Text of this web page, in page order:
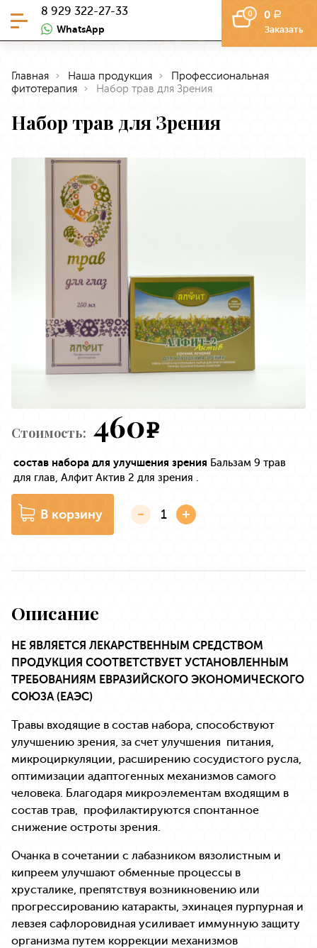
8 929 322-27-33
WhatsApp
0 0 a
Заказать
Главная Наша продукция
Профессиональная
фитотерапия
Набор трав для Зрения
Набор трав для Зрения
Стоимость: 460e
состав набора для улучшения зрения Бальзам 9 трав
для глав, Алфит Актив 2 для зрения .
В корзину
Описание
НЕ ЯВЛЯЕТСЯ ЛЕКАРСТВЕННЫМ СРЕДСТВОМ
ПРОДУКЦИЯ СООТВЕТСТВУЕТ УСТАНОВЛЕННЫМ
ТРЕБОВАНИЯМ ЕВРАЗИЙСКОГО ЭКОНОМИЧЕСКОГО
СОЮЗА (ЕАЭС)
Травы входящие в состав набора, способствуют
улучшению зрения, за счет улучшения питания,
микроциркуляции, расширению сосудистого русла,
оптимизации адаптогенных механизмов самого
человека. Благодаря микроэлементам входящим в
состав трав, профилактируются спонтанное
снижение остроты зрения.
Очанка в сочетании с лабазником вязолистным и
кипреем улучшают обменные процессы в
хрусталике, препятствуя возникновению или
прогрессированию катаракты, эхинацея пурпурная и
левзея сафлоровидная усиливает иммунную защиту
организма путем коррекции механизмов